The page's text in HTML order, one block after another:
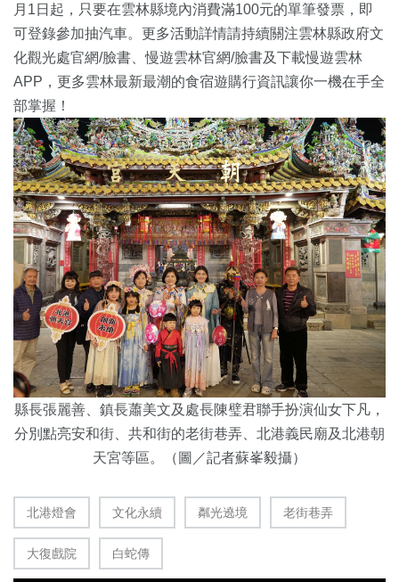
月1日起，只要在雲林縣境內消費滿100元的單筆發票，即
可登錄參加抽汽車。更多活動詳情請持續關注雲林縣政府文
化觀光處官網/臉書、慢遊雲林官網/臉書及下載慢遊雲林
APP，更多雲林最新最潮的食宿遊購行資訊讓你一機在手全
部掌握！
縣長張麗善、鎮長蕭美文及處長陳璧君聯手扮演仙女下凡，
分別點亮安和街、共和街的老街巷弄、北港義民廟及北港朝
天宮等區。（圖／記者蘇峯毅攝）
北港燈會 文化永續 粼光遶境 老街巷弄
大復戲院 白蛇傳